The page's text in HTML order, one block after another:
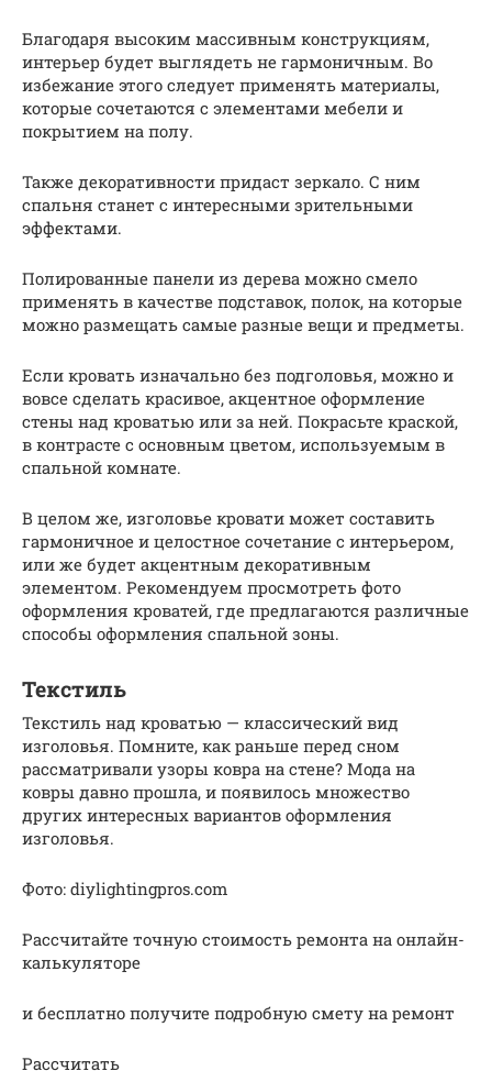
Благодаря высоким массивным конструкциям,
интерьер будет выглядеть не гармоничным. Во
избежание этого следует применять материалы,
которые сочетаются с элементами мебели и
покрытием на полу.
Также декоративности придаст зеркало. С ним
спальня станет с интересными зрительными
эффектами.
Полированные панели из дерева можно смело
применять в качестве подставок, полок, на которые
можно размещать самые разные вещи и предметы.
Если кровать изначально без подголовья, можно и
вовсе сделать красивое, акцентное оформление
стены над кроватью или за ней. Покрасьте краской,
в контрасте с основным цветом, используемым в
спальной комнате.
В целом же, изголовье кровати может составить
гармоничное и целостное сочетание с интерьером,
или же будет акцентным декоративным
элементом. Рекомендуем просмотреть фото
оформления кроватей, где предлагаются различные
способы оформления спальной зоны.
Текстиль
Текстиль над кроватью — классический вид
изголовья. Помните, как раньше перед сном
рассматривали узоры ковра на стене? Мода на
ковры давно прошла, и появилось множество
других интересных вариантов оформления
изголовья.
Фото: diylightingpros.com
Рассчитайте точную стоимость ремонта на онлайн-
калькуляторе
и бесплатно получите подробную смету на ремонт
Рассчитать